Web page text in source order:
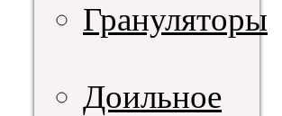
Грануляторы
Доильное